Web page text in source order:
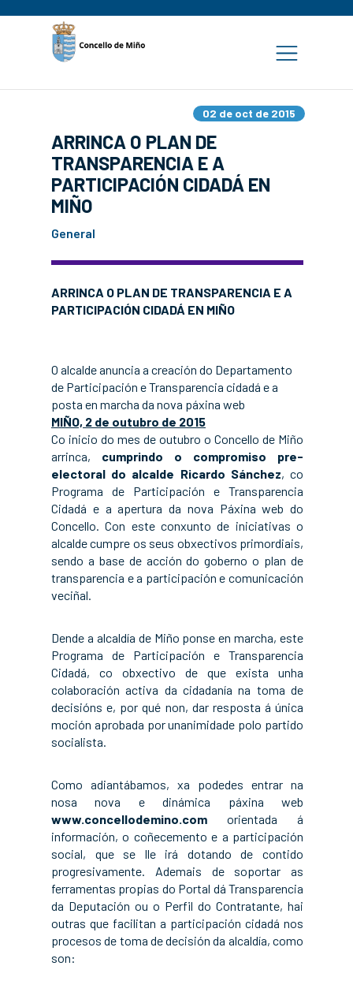
02 de oct de 2015
ARRINCA O PLAN DE
TRANSPARENCIA E A
PARTICIPACIÓN CIDADÁ EN
MIÑO
General
ARRINCA O PLAN DE TRANSPARENCIA E A
PARTICIPACIÓN CIDADÁ EN MIÑO
O alcalde anuncia a creación do Departamento
de Participación e Transparencia cidadá e a
posta en marcha da nova páxina web
MIÑO, 2 de outubro de 2015
Co inicio do mes de outubro o Concello de Miño
arrinca, cumprindo o compromiso pre-
electoral do alcalde Ricardo Sánchez, co
Programa de Participación e Transparencia
Cidadá e a apertura da nova Páxina web do
Concello. Con este conxunto de iniciativas o
alcalde cumpre os seus obxectivos primordiais,
sendo a base de acción do goberno o plan de
transparencia e a participación e comunicación
veciñal.
Dende a alcaldía de Miño ponse en marcha, este
Programa de Participación e Transparencia
Cidadá, co obxectivo de que exista unha
colaboración activa da cidadanía na toma de
decisións e, por qué non, dar resposta á única
moción aprobada por unanimidade polo partido
socialista.
Como adiantábamos, xa podedes entrar na
nosa nova e dinámica páxina web
www.concellodemino.com orientada á
información, o coñecemento e a participación
social, que se lle irá dotando de contido
progresivamente. Ademais de soportar as
ferramentas propias do Portal dá Transparencia
da Deputación ou o Perfil do Contratante, hai
outras que facilitan a participación cidadá nos
procesos de toma de decisión da alcaldía, como
son: